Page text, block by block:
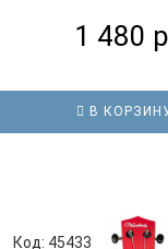
1 480
В
Код: 45433